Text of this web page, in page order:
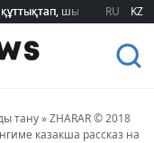
шығармашылық
шығармашылық
RU KZ
тану » ZHARAR © 2018
казакша рассказ на